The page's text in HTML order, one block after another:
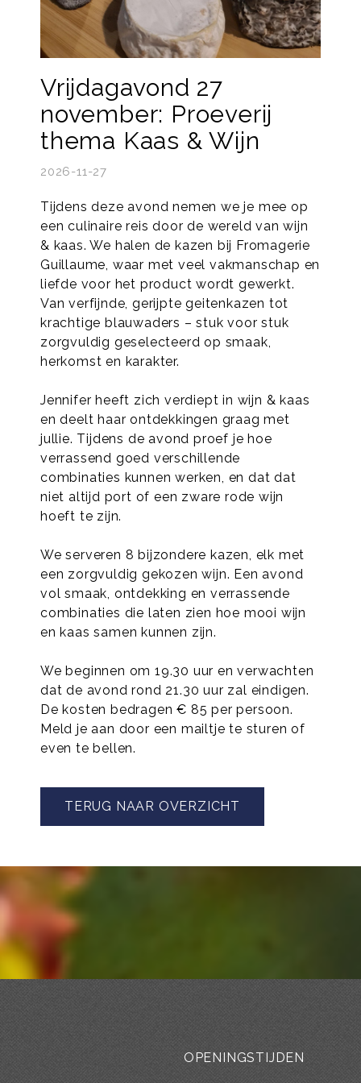
Vrijdagavond 27
november: Proeverij
thema Kaas & Wijn
2026-11-27
Tijdens deze avond nemen we je mee op
een culinaire reis door de wereld van wijn
& kaas. We halen de kazen bij Fromagerie
Guillaume, waar met veel vakmanschap en
liefde voor het product wordt gewerkt.
Van verfijnde, gerijpte geitenkazen tot
krachtige blauwaders – stuk voor stuk
zorgvuldig geselecteerd op smaak,
herkomst en karakter.
Jennifer heeft zich verdiept in wijn & kaas
en deelt haar ontdekkingen graag met
jullie. Tijdens de avond proef je hoe
verrassend goed verschillende
combinaties kunnen werken, en dat dat
niet altijd port of een zware rode wijn
hoeft te zijn.
We serveren 8 bijzondere kazen, elk met
een zorgvuldig gekozen wijn. Een avond
vol smaak, ontdekking en verrassende
combinaties die laten zien hoe mooi wijn
en kaas samen kunnen zijn.
We beginnen om 19.30 uur en verwachten
dat de avond rond 21.30 uur zal eindigen.
De kosten bedragen € 85 per persoon.
Meld je aan door een mailtje te sturen of
even te bellen.
TERUG NAAR OVERZICHT
OPENINGSTIJDEN